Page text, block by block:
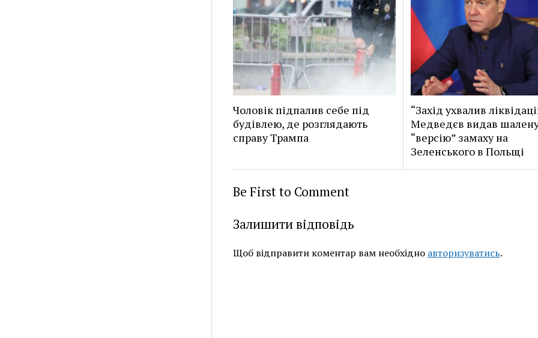
Чоловік підпалив себе під
будівлею, де розглядають
справу Трампа
“Захід ухвалив
Медведєв видав
“версію” замаху на
Зеленського в Польщі
Be First to Comment
Залишити відповідь
Щоб відправити коментар вам необхідно авторизуватись.